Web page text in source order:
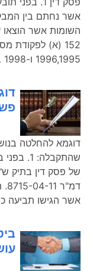
השומות אשר הוצאו
152 (א)
1996,1995 ו-1998 בטלות. לטענת המבקש הוא
דוגמא להחלטה
אשר הגישו תביעה